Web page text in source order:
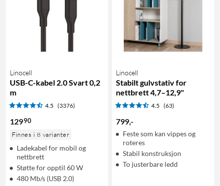
Linocell
USB-C-kabel 2.0 Svart 0,2
m
4.5 (3376)
12990
Finnes i 8 varianter
Ladekabel for mobil og
nettbrett
Støtte for opptil 60 W
480 Mb/s (USB 2.0)
Linocell
Stabilt gulvstativ for
nettbrett 4,7–12,9"
4.5 (63)
799,-
Feste som kan vippes og
roteres
Stabil konstruksjon
To justerbare ledd